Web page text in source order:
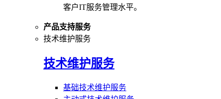
客户IT服务管理水平。
产品支持服务
技术维护服务
技术维护服务
基础技术维护服务